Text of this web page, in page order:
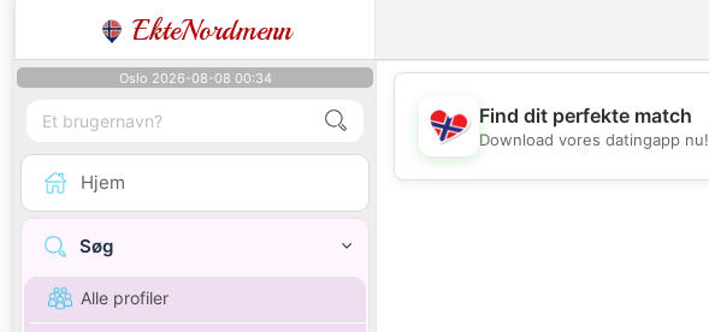
EkteNordmenn
Oslo 2026-08-08 00:34
Hjem
Søg
Alle profiler
💖
Find dit perfekte match
Download vores datingapp nu!